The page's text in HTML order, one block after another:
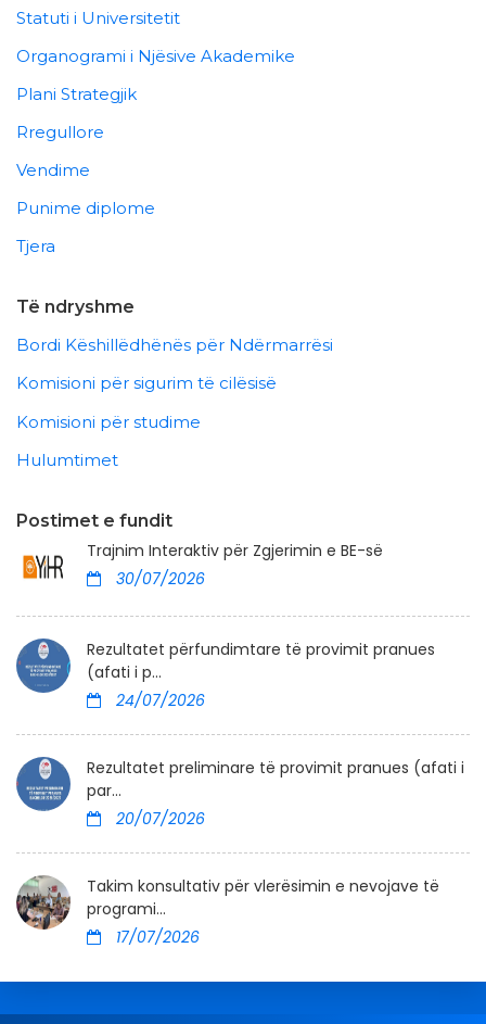
Statuti i Universitetit
Organogrami i Njësive Akademike
Plani Strategjik
Rregullore
Vendime
Punime diplome
Tjera
Të ndryshme
Bordi Këshillëdhënës për Ndërmarrësi
Komisioni për sigurim të cilësisë
Komisioni për studime
Hulumtimet
Postimet e fundit
Trajnim Interaktiv për Zgjerimin e BE-së
30/07/2026
Rezultatet përfundimtare të provimit pranues
(afati i p...
24/07/2026
Rezultatet preliminare të provimit pranues (afati i
par...
20/07/2026
Takim konsultativ për vlerësimin e nevojave të
programi...
17/07/2026